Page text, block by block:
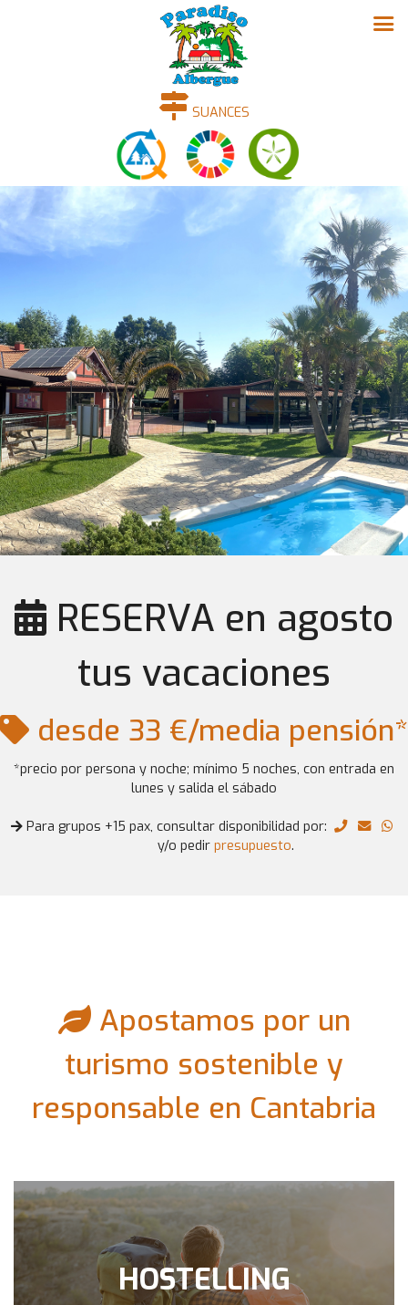
SUANCES
RESERVA en agosto
tus vacaciones
desde 33 €/media pensión*
*precio por persona y noche; mínimo 5 noches, con entrada en
lunes y salida el sábado
Para grupos +15 pax, consultar disponibilidad por:
y/o pedir presupuesto.
Apostamos por un
turismo sostenible y
responsable en Cantabria
HOSTELLING